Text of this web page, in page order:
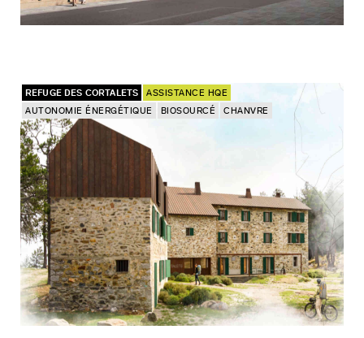
REFUGE DES CORTALETS
ASSISTANCE HQE
AUTONOMIE ÉNERGÉTIQUE
BIOSOURCÉ CHANVRE